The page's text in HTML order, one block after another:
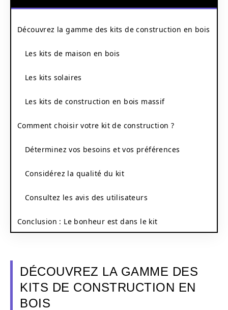
Découvrez la gamme des kits de construction en bois
Les kits de maison en bois
Les kits solaires
Les kits de construction en bois massif
Comment choisir votre kit de construction ?
Déterminez vos besoins et vos préférences
Considérez la qualité du kit
Consultez les avis des utilisateurs
Conclusion : Le bonheur est dans le kit
DÉCOUVREZ LA GAMME DES
KITS DE CONSTRUCTION EN
BOIS